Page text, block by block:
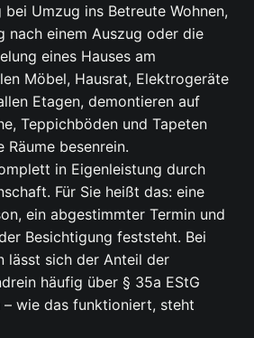
Umzug ins Betreute Wohnen,
nach einem Auszug oder die
eines Hauses am
Möbel, Hausrat, Elektrogeräte
Etagen, demontieren auf
Teppichböden und Tapeten
Räume besenrein.
in Eigenleistung durch
Für Sie heißt das: eine
ein abgestimmter Termin und
Besichtigung feststeht. Bei
lässt sich der Anteil der
häufig über § 35a EStG
– wie das funktioniert, steht